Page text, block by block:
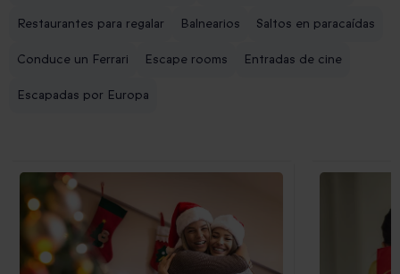
Restaurantes para regalar Balnearios Saltos en paracaídas
Conduce un Ferrari Escape rooms Entradas de cine
Escapadas por Europa